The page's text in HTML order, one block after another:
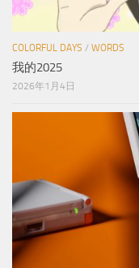
COLORFUL DAYS / WORDS
我的2025
2026年1月4日